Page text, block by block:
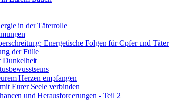
in der Täterrolle
Energetische Folgen für Opfer und Täter
der Fülle
Dunkelheit
Herzen empfangen
Eurer Seele verbinden
und Herausforderungen - Teil 2